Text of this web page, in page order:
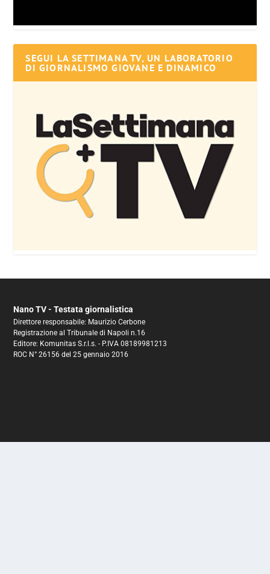
SEGUI LA SETTIMANA TV, UN LABORATORIO
DI GIORNALISMO GIOVANE E DINAMICO
Nano TV - Testata giornalistica
Direttore responsabile: Maurizio Cerbone
Registrazione al Tribunale di Napoli n.16
Editore: Komunitas S.r.l.s. - P.IVA 08189981213
ROC N° 26156 del 25 gennaio 2016